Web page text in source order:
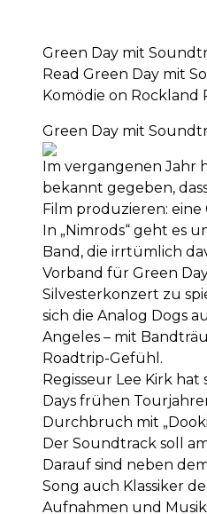
Green Day mit
Read Green Day mit
Komödie on Rockland
Green Day mit
Im vergangenen Jahr
bekannt gegeben,
Film produzieren: eine
In „Nimrods“ geht es
Band, die irrtümlich
Vorband für Green
Silvesterkonzert zu
sich die Analog Dogs
Angeles – mit
Roadtrip-Gefühl.
Regisseur Lee Kirk hat
Days frühen
Durchbruch mit
Der Soundtrack soll
Darauf sind neben
Song auch Klassiker
Aufnahmen und